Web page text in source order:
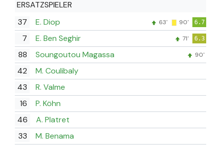
ERSATZSPIELER
37
E. Diop 63' 90' 6.7
7 E. Ben Seghir 71' 6.3
88 Soungoutou Magassa 90'
42
M. Coulibaly
43
R. Valme
16
P. Köhn
46
A. Platret
33
M. Benama